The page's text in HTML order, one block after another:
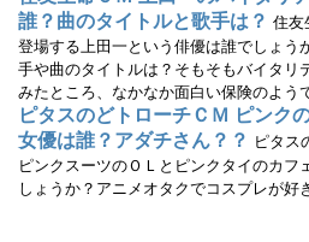
誰？曲のタイトルと歌手は？ 住友
登場する上田一という俳優は誰でしょう
手や曲のタイトルは？そもそもバイタリ
みたところ、なかなか面白い保険のよう
ピタスのどトローチＣＭ ピンク
女優は誰？アダチさん？？ ピタス
ピンクスーツのＯＬとピンクタイのカフ
しょうか？アニメオタクでコスプレが好